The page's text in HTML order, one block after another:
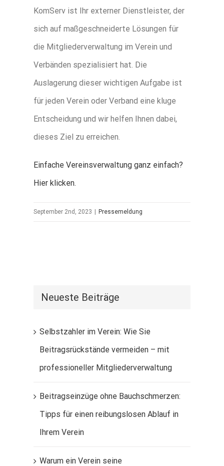
KomServ ist Ihr externer Dienstleister, der
sich auf maßgeschneiderte Lösungen für
die Mitgliederverwaltung im Verein und
Verbänden spezialisiert hat. Die
Auslagerung dieser wichtigen Aufgabe ist
für jeden Verein oder Verband eine kluge
Entscheidung und wir helfen Ihnen dabei,
dieses Ziel zu erreichen.
Einfache Vereinsverwaltung ganz einfach?
Hier klicken.
September 2nd, 2023 Pressemeldung
Neueste Beiträge
Selbstzahler im Verein: Wie Sie
Beitragsrückstände vermeiden – mit
professioneller Mitgliederverwaltung
Beitragseinzüge ohne Bauchschmerzen:
Tipps für einen reibungslosen Ablauf in
Ihrem Verein
Warum ein Verein seine